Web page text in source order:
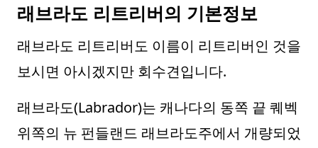
래브라도 리트리버의 기본정보
래브라도 리트리버도 이름이 리트리버인 것을
보시면 아시겠지만 회수견입니다.
래브라도(Labrador)는 캐나다의 동쪽 끝 퀘벡
위쪽의 뉴 펀들랜드 래브라도주에서 개량되었